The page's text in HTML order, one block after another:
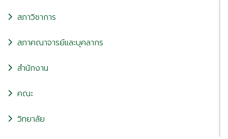
สภาวิชาการ
สภาคณาจารย์และบุคลากร
สำนักงาน
คณะ
วิทยาลัย